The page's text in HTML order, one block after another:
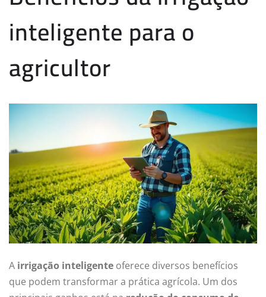
inteligente para o
agricultor
A irrigação inteligente oferece diversos benefícios
que podem transformar a prática agrícola. Um dos